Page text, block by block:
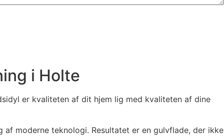
i Holte
er kvaliteten af dit hjem lig med kvaliteten af dine
moderne teknologi. Resultatet er en gulvflade, der ikke